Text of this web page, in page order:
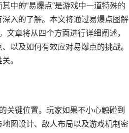
中的“易爆点”是游戏中一道特殊的
入的了解。本文将通过易爆点图解
章将从四个方面进行详细阐述，
以及如何有效应对易爆点的挑战。
。
关键位置。玩家如果不小心触碰到
图设计、敌人布局以及游戏机制密